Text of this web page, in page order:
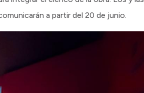
a partir del 20 de junio.